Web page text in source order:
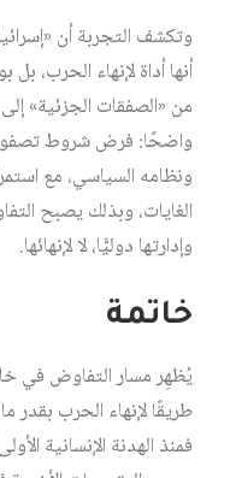
وتكشف التجربة أن
أنها أداة لإنهاء الحرب،
من «الصفقات الجزئية»
واضحًا: فرض شروط
ونظامه السياسي، مع
الغايات، وبذلك يصبح
وإدارتها دوليًّا، لا لإنهائها.
خاتمة
يُظهِر مسار التفاوض في
طريقًا لإنهاء الحرب بقدر